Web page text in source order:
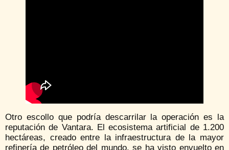
Otro escollo que podría descarrilar la operación es la
reputación de Vantara. El ecosistema artificial de 1.200
hectáreas, creado entre la infraestructura de la mayor
refinería de petróleo del mundo, se ha visto envuelto en